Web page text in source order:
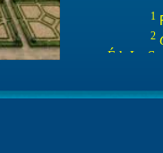
1
2
Éd. Le
François